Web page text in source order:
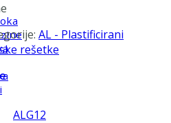
AL - Plastificirani
rešetke
ALG12